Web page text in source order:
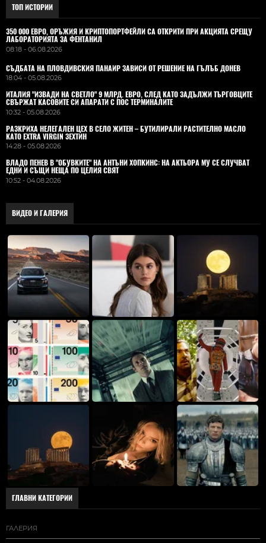
ТОП ИСТОРИИ
350 000 ЕВРО, ОРЪЖИЯ И КРИПТОПОРТФЕЙЛИ СА ОТКРИТИ ПРИ АКЦИЯТА СРЕЩУ
ЛАБОРАТОРИЯТА ЗА ФЕНТАНИЛ
08:18 - 06.08.2026
СЪДБАТА НА ПЛОВДИВСКИЯ ПАНАИР ЗАВИСИ ОТ РЕШЕНИЕ НА ГЪЛЪБ ДОНЕВ
18:04 - 05.08.2026
ИТАЛИЯ "ИЗВАДИ НА СВЕТЛО" 9 МЛРД. ЕВРО, СЛЕД КАТО ЗАДЪЛЖИ ТЪРГОВЦИТЕ
СВЪРЖАТ КАСОВИТЕ СИ АПАРАТИ С ПОС ТЕРМИНАЛИТЕ
10:32 - 05.08.2026
РАЗКРИХА НЕЛЕГАЛЕН ЦЕХ В СЕЛО ЖИТЕН – БУТИЛИРАЛИ РАСТИТЕЛНО МАСЛО
КАТО EXTRA VIRGIN ЗЕХТИН
14:28 - 05.08.2026
ВЛАДO ПЕНЕВ В "ОБУВКИТЕ" НА АНТЪНИ ХОПКИНС: НА АКТЬОРА МУ СЕ СЛУЧВАТ
ЕДНИ И СЪЩИ НЕЩА ПО ЦЕЛИЯ СВЯТ
10:52 - 04.08.2026
ВИДЕО И ГАЛЕРИЯ
ГЛАВНИ КАТЕГОРИИ
ГАЛЕРИЯ